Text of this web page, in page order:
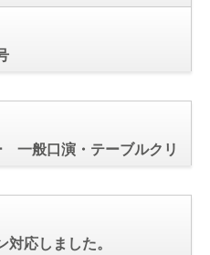
一般口演・テーブルクリ
応しました。